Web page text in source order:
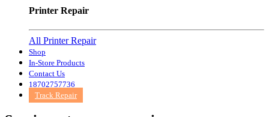
Printer Repair
All Printer Repair
Shop
In-Store Products
Contact Us
18702757736
Track Repair